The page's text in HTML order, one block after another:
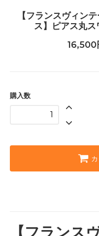
【フランスヴィン
ス】ピアス丸
16,500
購入数
【フランス